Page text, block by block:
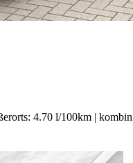
4.70 l/100km |